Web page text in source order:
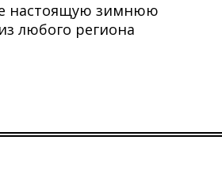
настоящую зимнюю
любого региона